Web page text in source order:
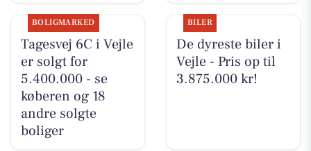
BOLIGMARKED
Tagesvej 6C i Vejle
er solgt for
5.400.000 - se
køberen og 18
andre solgte
boliger
BILER
De dyreste biler i
Vejle - Pris op til
3.875.000 kr!